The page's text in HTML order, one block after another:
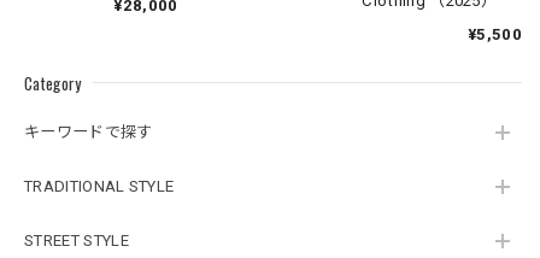
Category
キーワードで探す
TRADITIONAL STYLE
STREET STYLE
¥28,000
¥5,500